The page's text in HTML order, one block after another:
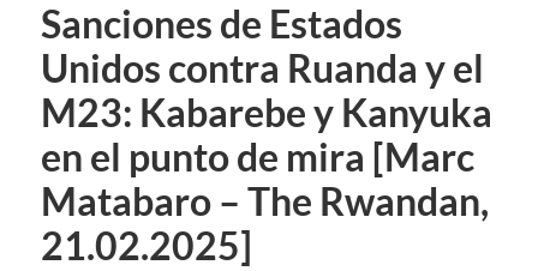
Sanciones de Estados
Unidos contra Ruanda y el
M23: Kabarebe y Kanyuka
en el punto de mira [Marc
Matabaro – The Rwandan,
21.02.2025]